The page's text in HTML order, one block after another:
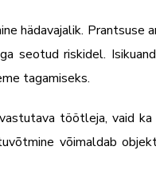
hädavajalik.
seotud riskidel.
tagamiseks.
töötleja, vaid
võimaldab